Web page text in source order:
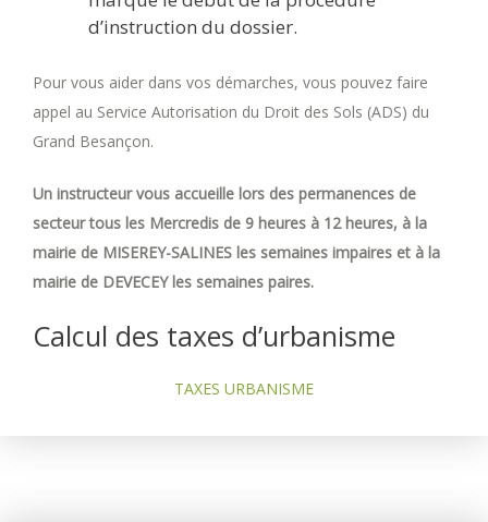
d’instruction du dossier.
Pour vous aider dans vos démarches, vous pouvez faire
appel au Service Autorisation du Droit des Sols (ADS) du
Grand Besançon.
Un instructeur vous accueille lors des permanences de
secteur tous les Mercredis de 9 heures à 12 heures, à la
mairie de MISEREY-SALINES les semaines impaires et à la
mairie de DEVECEY les semaines paires.
Calcul des taxes d’urbanisme
TAXES URBANISME